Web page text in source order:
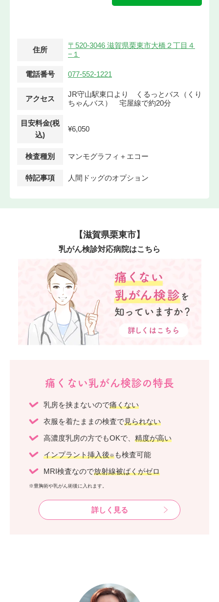
住所
〒520-3046 滋賀県栗東市大橋２丁目４
−１
電話番号 077-552-1221
アクセス
JR守山駅東口より くるっとバス（くり
ちゃんバス） 宅屋線で約20分
目安料金(税
込)
¥6,050
検査種別 マンモグラフィ＋エコー
特記事項 人間ドッグのオプション
【滋賀県栗東市】
乳がん検診対応病院はこちら
痛くない乳がん検診の特長
乳房を挟まないので痛くない
衣服を着たままの検査で見られない
高濃度乳房の方でもOKで、 精度が高い
インプラント挿入後※ も検査可能
MRI検査なので放射線被ばくがゼロ
※豊胸術や乳がん術後に入れます。
詳しく見る